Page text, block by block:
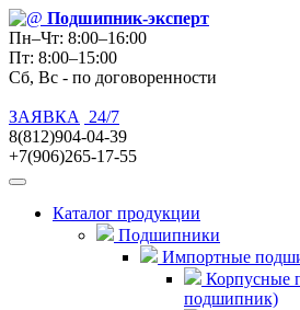
Подшипник-эксперт
Пн–Чт: 8:00–16:00
Пт: 8:00–15:00
Сб, Вс - по договоренности
ЗАЯВКА
24/7
8(812)904-04-39
+7(906)265-17-55
Каталог продукции
Подшипники
Импортные
Корпусные
подшипник)